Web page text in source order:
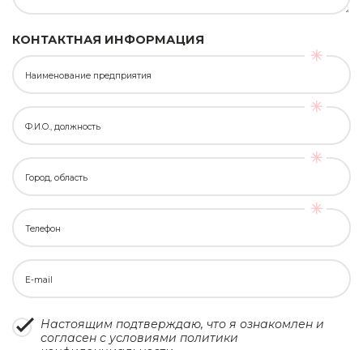
КОНТАКТНАЯ ИНФОРМАЦИЯ
Наименование предприятия
Ф.И.О., должность
Город, область
Телефон
E-mail
Настоящим подтверждаю, что я ознакомлен и
согласен с условиями политики